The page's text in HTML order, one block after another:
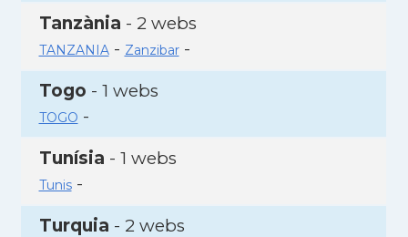
Tanzània - 2 webs
TANZANIA- Zanzibar-
Togo - 1 webs
TOGO -
Tunísia - 1 webs
Tunis-
Turquia - 2 webs